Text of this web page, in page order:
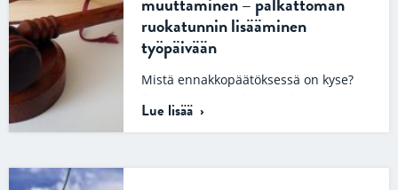
ruokatunnin lisääminen
työpäivään
Mistä ennakkopäätöksessä on kyse?
korkein oikeus arvioi, oliko
työnantajalla oikeus työnjohto-
työntekijöiden työaikamuotoa ja
Lue lisää